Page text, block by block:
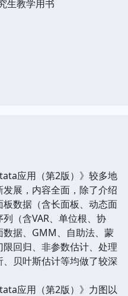
生教学用书
应用（第2版）》较多地
展，内容全面，除了介绍
数据（含长面板、动态面
（含VAR、单位根、协
据、GMM、自助法、蒙
回归、非参数估计、处理
贝叶斯估计等均做了较深
应用（第2版）》力图以